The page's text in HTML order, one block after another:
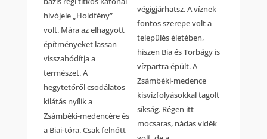
hívójele „Holdfény”
volt. Mára az elhagyott
építményeket lassan
visszahódítja a
természet. A
hegytetőről csodálatos
kilátás nyílik a
Zsámbéki-medencére és
a Biai-tóra. Csak felnőtt
végigjárhatsz. A víznek
fontos szerepe volt a
település életében,
hiszen Bia és Torbágy is
vízpartra épült. A
Zsámbéki-medence
kisvízfolyásokkal tagolt
síkság. Régen itt
mocsaras, nádas vidék